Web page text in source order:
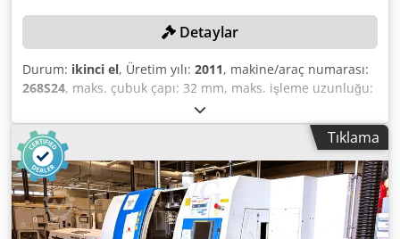
Detaylar
Durum: ikinci el, Üretim yılı: 2011, makine/araç numarası:
268S24, maks. çubuk çapı: 32 mm, maks. işleme uzunluğu:
250 mm, FANUC Series 160i-TB kontrol ünitesi, konveyör
bandı, talaş taşıma sistemi, sol tarafta bulunan çubuk
yükleme ünitesi FMB Turbo 3-36, seri numarası: 51-
261463/876667, üretim yılı: 2011, filtre ve soğutma ünitesi,
yüksek basınçlı sistem COMBILOOP, aletler hariç. Dodozqy
T Njpfx Ablekr
Tıklama